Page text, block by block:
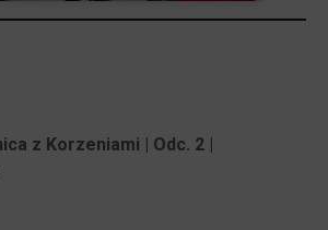
z Korzeniami | Odc. 2 |